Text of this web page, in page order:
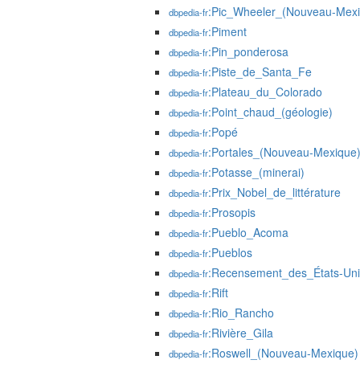
dbpedia-fr:Pic_Wheeler_(Nouveau-
dbpedia-fr:Piment
dbpedia-fr:Pin_ponderosa
dbpedia-fr:Piste_de_Santa_Fe
dbpedia-fr:Plateau_du_Colorado
dbpedia-fr:Point_chaud_(géologie)
dbpedia-fr:Popé
dbpedia-fr:Portales_(Nouveau-Mexique)
dbpedia-fr:Potasse_(minerai)
dbpedia-fr:Prix_Nobel_de_littérature
dbpedia-fr:Prosopis
dbpedia-fr:Pueblo_Acoma
dbpedia-fr:Pueblos
dbpedia-fr:Recensement_des_États-
dbpedia-fr:Rift
dbpedia-fr:Rio_Rancho
dbpedia-fr:Rivière_Gila
dbpedia-fr:Roswell_(Nouveau-Mexique)